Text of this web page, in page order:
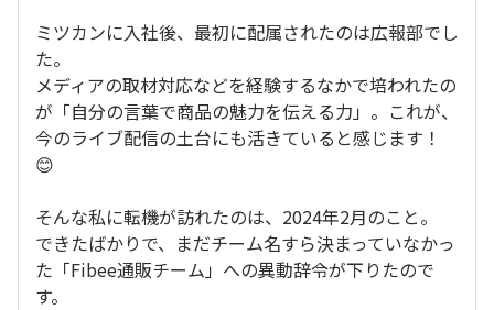
ミツカンに入社後、最初に配属されたのは広報部でし
た。
メディアの取材対応などを経験するなかで培われたの
が「自分の言葉で商品の魅力を伝える力」。これが、
今のライブ配信の土台にも活きていると感じます！
😊
そんな私に転機が訪れたのは、2024年2月のこと。
できたばかりで、まだチーム名すら決まっていなかっ
た「Fibee通販チーム」への異動辞令が下りたので
す。